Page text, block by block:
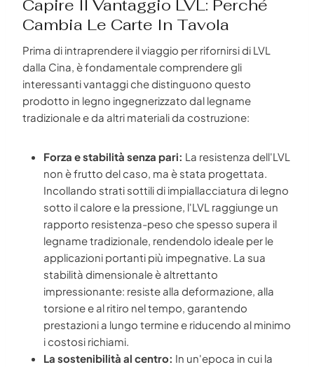
Capire Il Vantaggio LVL: Perché
Cambia Le Carte In Tavola
Prima di intraprendere il viaggio per rifornirsi di LVL
dalla Cina, è fondamentale comprendere gli
interessanti vantaggi che distinguono questo
prodotto in legno ingegnerizzato dal legname
tradizionale e da altri materiali da costruzione:
Forza e stabilità senza pari: La resistenza dell'LVL
non è frutto del caso, ma è stata progettata.
Incollando strati sottili di impiallacciatura di legno
sotto il calore e la pressione, l'LVL raggiunge un
rapporto resistenza-peso che spesso supera il
legname tradizionale, rendendolo ideale per le
applicazioni portanti più impegnative. La sua
stabilità dimensionale è altrettanto
impressionante: resiste alla deformazione, alla
torsione e al ritiro nel tempo, garantendo
prestazioni a lungo termine e riducendo al minimo
i costosi richiami.
La sostenibilità al centro: In un'epoca in cui la